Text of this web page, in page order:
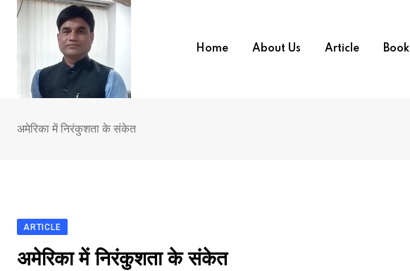
Skip
Home About Us Article Book
अमेरिका में निरंकुशता के संकेत
ARTICLE
अमेरिका में निरंकुशता के संकेत